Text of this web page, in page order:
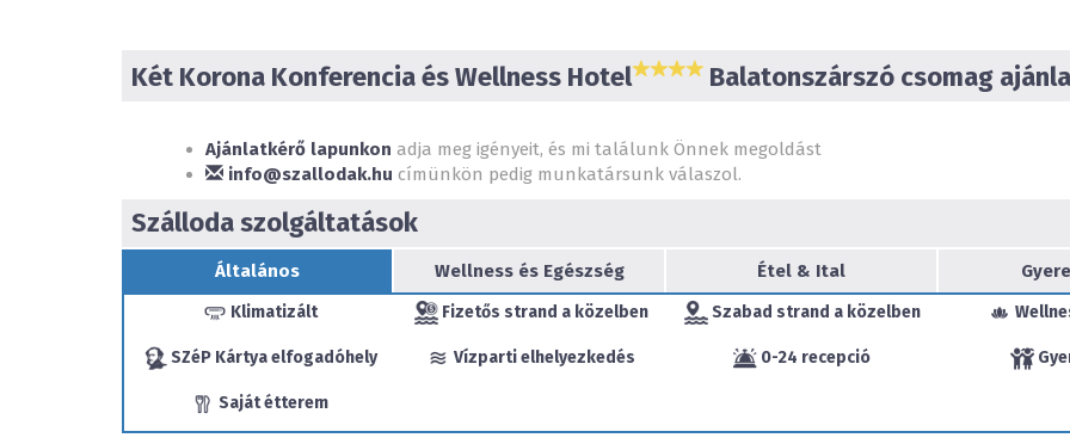
Szíves megértésüket
Balatonszárszó 5,7 km
1 fizetős strandnak ad
kb. 15 perc könnyed
programok
Két Korona Konferencia és Wellness Hotel Balatonszárszó csomag
Ajánlatkérő lapunkon adja meg igényeit, és mi találunk Önnek megoldást
info@szallodak.hu címünkön pedig munkatársunk válaszol.
Szálloda szolgáltatások
Általános Wellness és Egészség Étel & Ital
Klimatizált Fizetős strand a közelben Szabad strand a közelben
SZéP Kártya elfogadóhely Vízparti elhelyezkedés 0-24 recepció
Saját étterem